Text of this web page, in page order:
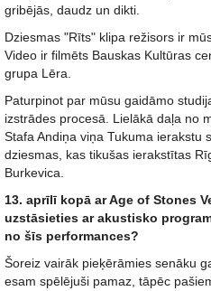
gribējās, daudz un dikti.
Dziesmas "Rīts" klipa režisors ir
Video ir filmēts Bauskas Kultūras
grupa Lēra.
Paturpinot par mūsu gaidāmo
izstrādes procesā. Lielākā daļa no
Stafa Andiņa viņa Tukuma ierakstu
dziesmas, kas tikušas ierakstītas
Burkevica.
13. aprīlī kopā ar Age of Stones
uzstāsieties ar akustisko
no šīs performances?
Šoreiz vairāk pieķērāmies senāku
esam spēlējuši pamaz, tāpēc